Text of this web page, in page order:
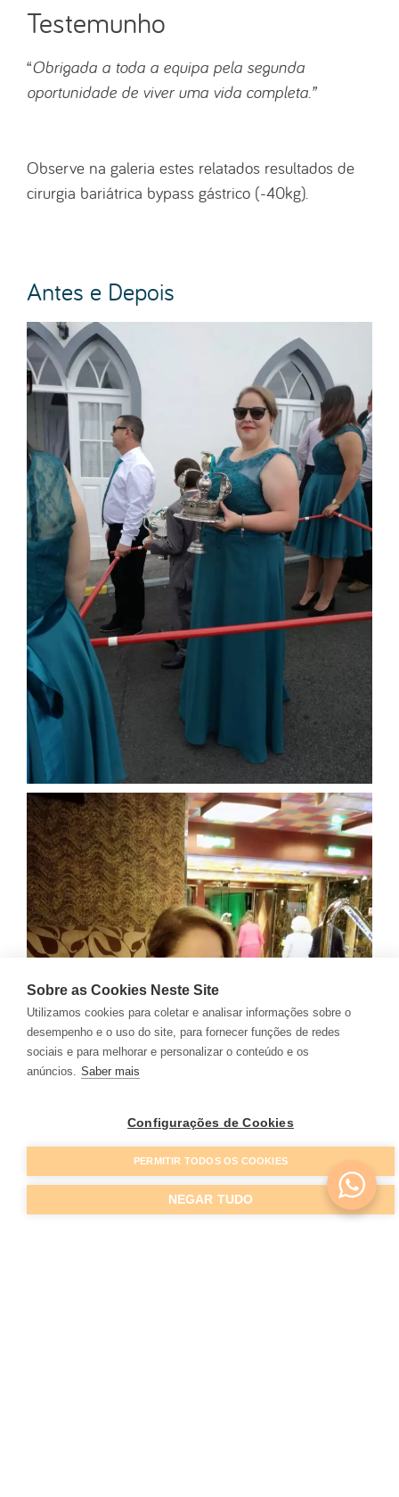
Sobre as Cookies Neste Site
Utilizamos cookies para coletar e analisar informações sobre o
desempenho e o uso do site, para fornecer funções de redes
sociais e para melhorar e personalizar o conteúdo e os
anúncios. Saber mais
Configurações de Cookies
PERMITIR TODOS OS COOKIES
NEGAR TUDO
Testemunho
“Obrigada a toda a equipa pela segunda
oportunidade de viver uma vida completa.”
Observe na galeria estes relatados resultados de
cirurgia bariátrica bypass gástrico (-40kg).
Antes e Depois